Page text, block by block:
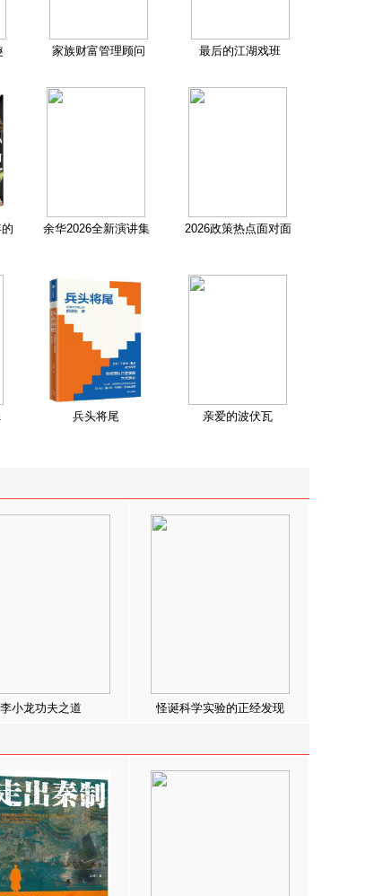
家族财富管理顾问 最后的江湖戏班
余华2026全新演讲集 2026政策热点面对面
兵头将尾 亲爱的波伏瓦
李小龙功夫之道 怪诞科学实验的正经发现